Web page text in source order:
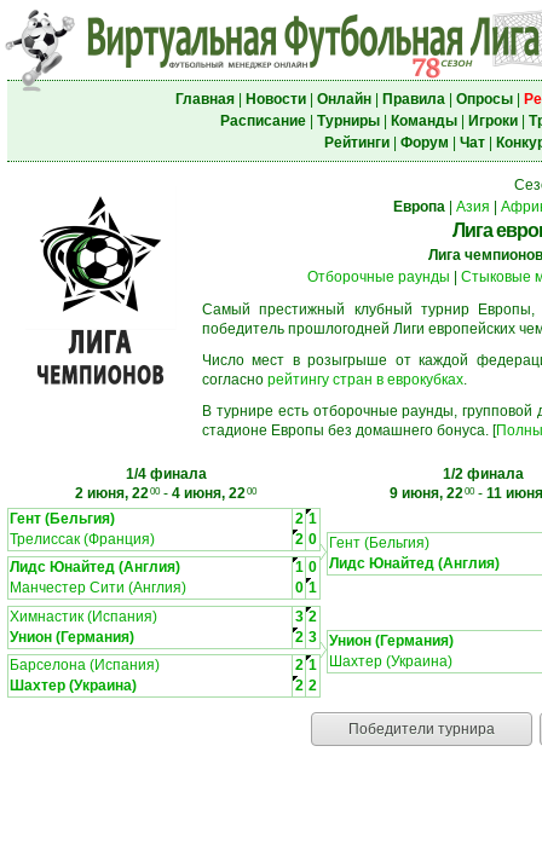
Главная| Новости| Онлайн| Правила| Опросы|
Расписание| Турниры| Команды| Игроки|
Рейтинги| Форум Чат|
Европа
Азия
Лига
Лига чемпионов
Отборочные раунды
Стыковые
Самый престижный клубный турнир
победитель прошлогодней Лиги европейских
Число мест в розыгрыше от каждой
согласно рейтингу стран в еврокубках.
В турнире есть отборочные раунды,
стадионе Европы без домашнего бонуса. [
1/4 финала
2 июня, 2200- 4 июня, 2200
1/2 финала
9 июня, 2200- 11
Гент (Бельгия)
2 1
Трелиссак (Франция)
2 0
Лидс Юнайтед (Англия)
1 0
Манчестер Сити (Англия)
0 1
Гент (Бельгия)
Лидс Юнайтед (Англия)
Химнастик (Испания) 3 2
Унион (Германия)
2 3
Барселона (Испания)
2 1
Шахтер (Украина)
2 2
Унион (Германия)
Шахтер (Украина)
Победители турнира